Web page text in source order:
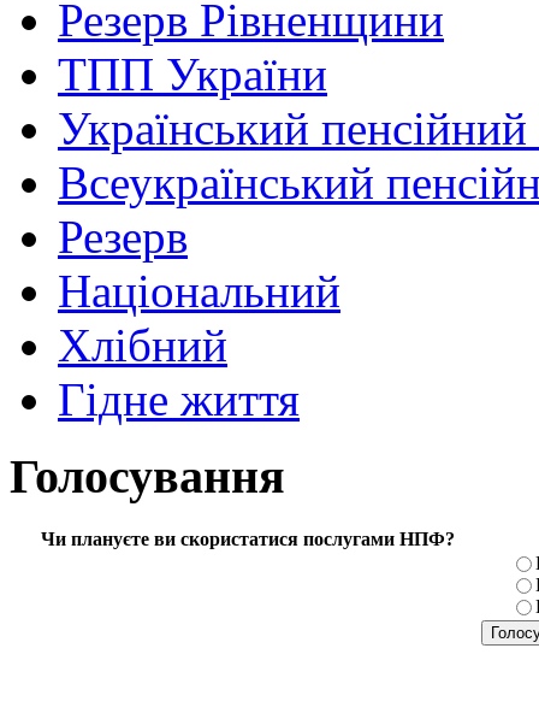
Резерв Рівненщини
ТПП України
Український
Всеукраїнський
Резерв
Національний
Хлібний
Гідне життя
Голосування
Чи плануєте ви скористатися послугами НПФ?